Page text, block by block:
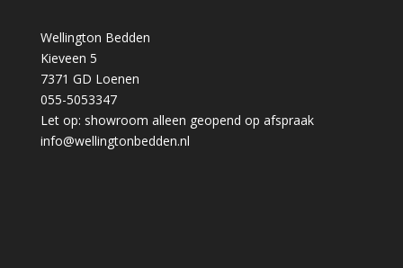
Wellington Bedden
Kieveen 5
7371 GD Loenen
055-5053347
Let op: showroom alleen geopend op afspraak
info@wellingtonbedden.nl